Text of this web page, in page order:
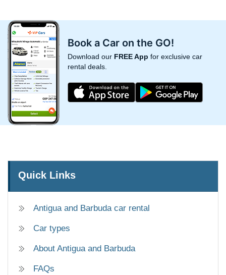
Book a Car on the GO!
Download our FREE App for exclusive car
rental deals.
Quick Links
Antigua and Barbuda car rental
Car types
About Antigua and Barbuda
FAQs